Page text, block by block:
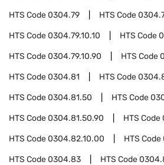
HTS Code0304.79 HTS Code
HTS Code0304.79.10.10 HTS Code
HTS Code0304.79.10.90 HTS Code
HTS Code0304.81 HTS Code
HTS Code0304.81.50 HTS Code
HTS Code0304.81.50.90 HTS Code
HTS Code0304.82.10.00 HTS Code
HTS Code0304.83 HTS Code